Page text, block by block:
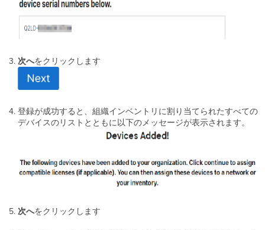
次へをクリックします
登録が成功すると、組織インベントリに割り当てられたすべての
デバイスのリストとともに以下のメッセージが表示されます。
次へをクリックします